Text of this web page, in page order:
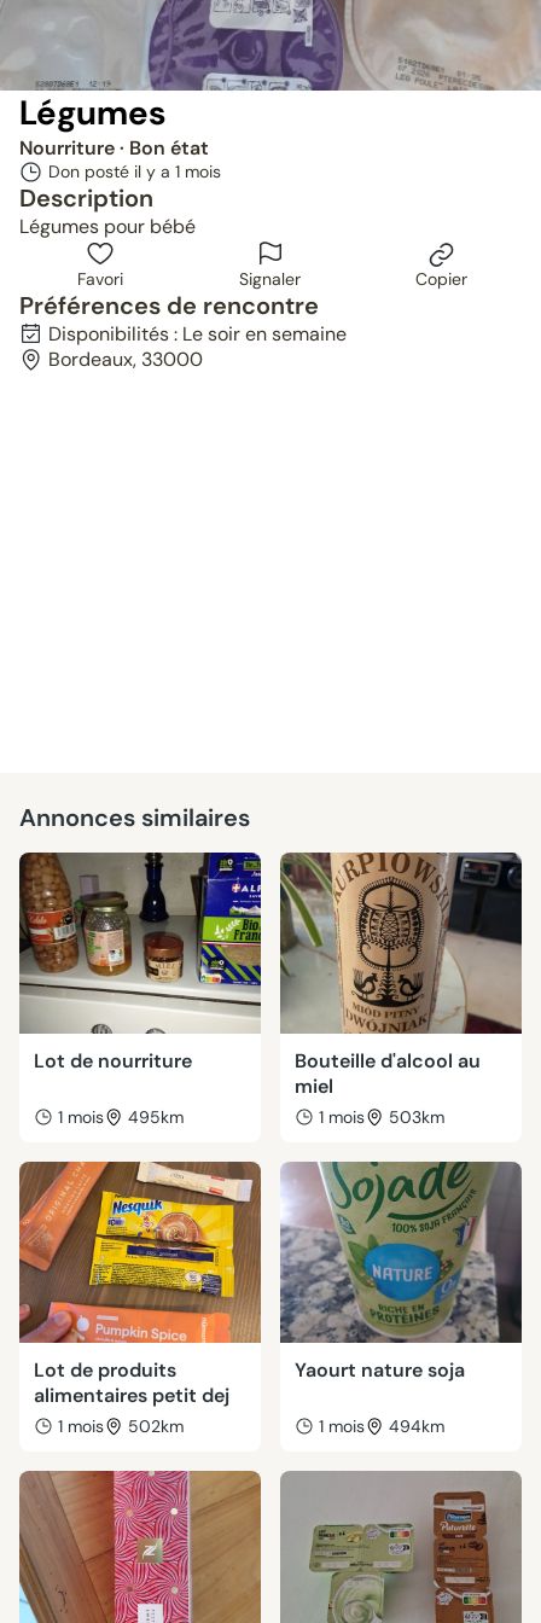
Légumes
Nourriture· Bon état
Don posté il y a 1 mois
Description
Légumes pour bébé
Favori Signaler Copier
Préférences de rencontre
Disponibilités : Le soir en semaine
Bordeaux, 33000
Annonces similaires
Lot de nourriture
1 mois 495km
Bouteille d'alcool au
miel
1 mois 503km
Lot de produits
alimentaires petit dej
1 mois 502km
Yaourt nature soja
1 mois 494km